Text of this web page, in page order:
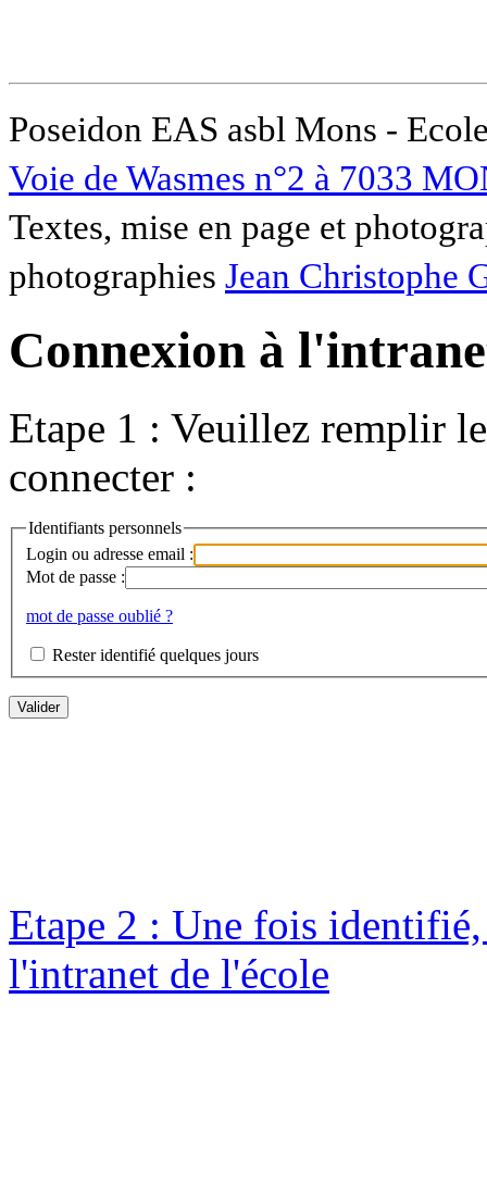
Poseidon EAS asbl Mons -
Voie de Wasmes n°2 à 7033
Textes, mise en page et
photographies Jean Christophe
Connexion à
Etape 1 : Veuillez remplir
connecter :
Identifiants personnels
Login ou adresse email :
Mot de passe :
mot de passe oublié ?
Rester identifié quelques jours
Etape 2 : Une fois
l'intranet de l'école